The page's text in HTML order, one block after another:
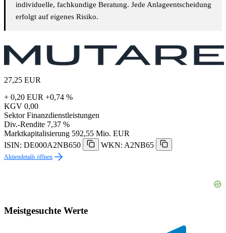
individuelle, fachkundige Beratung. Jede Anlageentscheidung
erfolgt auf eigenes Risiko.
27,25 EUR
+ 0,20 EUR +0,74 %
KGV 0,00
Sektor Finanzdienstleistungen
Div.-Rendite 7,37 %
Marktkapitalisierung 592,55 Mio. EUR
ISIN: DE000A2NB650
WKN: A2NB65
Aktiendetails öffnen
Meistgesuchte Werte